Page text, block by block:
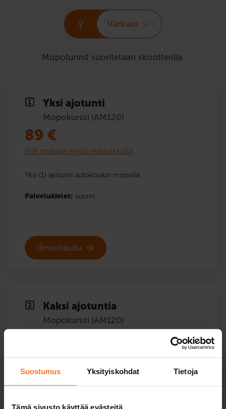
Suostumus Yksityiskohdat Tietoja
Tämä sivusto käyttää evästeitä
Varkaus
Mopotunnit suoritetaan skootterilla.
Yksi ajotunti
Mopokurssi (AM120)
89 €
Voit maksaa myös osamaksulla
Yksi (1) ajotunti autokoulun mopolla.
Palvelukielet: suomi
Ilmoittaudu
Kaksi ajotuntia
Mopokurssi (AM120)
Kaksi (2) ajotuntia autokoulun mopolla.